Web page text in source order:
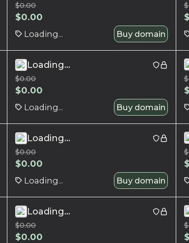
$0.00
$0.00
Loading... Buy domain
$
$
Loading...
$0.00
$0.00
Loading... Buy domain
$
$
Loading...
$0.00
$0.00
Loading... Buy domain
$
$
Loading...
$0.00
$0.00
$
$